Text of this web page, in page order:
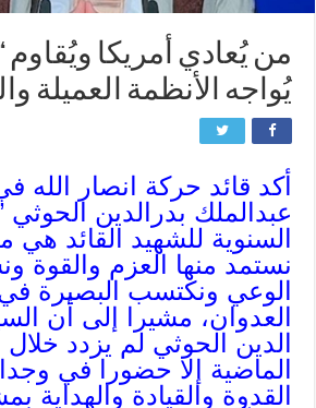
من يُعادي أمريكا ويُقاوم
يُواجه الأنظمة العميلة
أكد قائد حركة انصار الله
عبدالملك بدرالدين
السنوية للشهيد القائد
نستمد منها العزم والقوة
الوعي ونكتسب البصيرة
العدوان، مشيرا إلى أن
الدين الحوثي لم يزدد خلال
الماضية إلا حضورا في
القدوة والقيادة والهداية